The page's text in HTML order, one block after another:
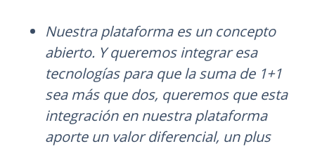
Nuestra plataforma es un concepto
abierto. Y queremos integrar esa
tecnologías para que la suma de 1+1
sea más que dos, queremos que esta
integración en nuestra plataforma
aporte un valor diferencial, un plus